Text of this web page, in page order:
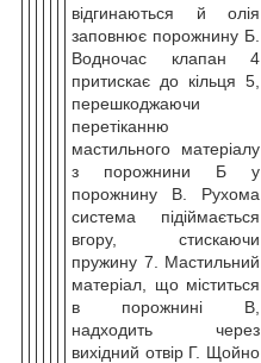
відгинаються й олія
заповнює порожнину Б.
Водночас клапан 4
притискає до кільця 5,
перешкоджаючи
перетіканню
мастильного матеріалу
з порожнини Б у
порожнину В. Рухома
система підіймається
вгору, стискаючи
пружину 7. Мастильний
матеріал, що міститься
в порожнині В,
надходить через
вихідний отвір Г. Щойно